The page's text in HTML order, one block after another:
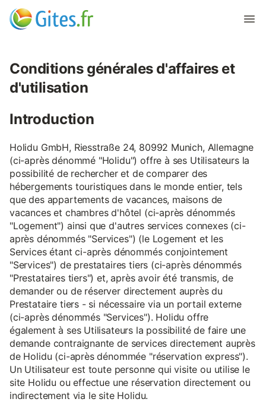
Conditions générales d'affaires et
d'utilisation
Introduction
Holidu GmbH, Riesstraße 24, 80992 Munich, Allemagne
(ci-après dénommé "Holidu") offre à ses Utilisateurs la
possibilité de rechercher et de comparer des
hébergements touristiques dans le monde entier, tels
que des appartements de vacances, maisons de
vacances et chambres d'hôtel (ci-après dénommés
"Logement") ainsi que d'autres services connexes (ci-
après dénommés "Services") (le Logement et les
Services étant ci-après dénommés conjointement
"Services") de prestataires tiers (ci-après dénommés
"Prestataires tiers") et, après avoir été transmis, de
demander ou de réserver directement auprès du
Prestataire tiers - si nécessaire via un portail externe
(ci-après dénommés "Services"). Holidu offre
également à ses Utilisateurs la possibilité de faire une
demande contraignante de services directement auprès
de Holidu (ci-après dénommée "réservation express").
Un Utilisateur est toute personne qui visite ou utilise le
site Holidu ou effectue une réservation directement ou
indirectement via le site Holidu.